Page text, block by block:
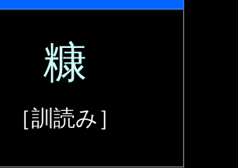
糠
［訓読み］